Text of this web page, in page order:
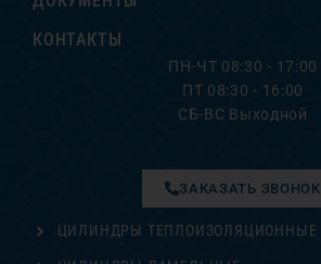
КОНТАКТЫ
ПН-ЧТ 08:30 - 17:00
ПТ 08:30 - 16:00
СБ-ВС Выходной
ЦИЛИНДРЫ ТЕПЛОИЗОЛЯЦИОННЫЕ
ЗАКАЗАТЬ ЗВОНОК